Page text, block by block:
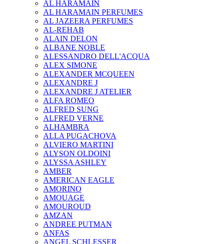
AL HARAMAIN
AL HARAMAIN PERFUMES
AL JAZEERA PERFUMES
AL-REHAB
ALAIN DELON
ALBANE NOBLE
ALESSANDRO DELL'ACQUA
ALEX SIMONE
ALEXANDER MCQUEEN
ALEXANDRE J
ALEXANDRE J ATELIER
ALFA ROMEO
ALFRED SUNG
ALFRED VERNE
ALHAMBRA
ALLA PUGACHOVA
ALVIERO MARTINI
ALYSON OLDOINI
ALYSSA ASHLEY
AMBER
AMERICAN EAGLE
AMORINO
AMOUAGE
AMOUROUD
AMZAN
ANDREE PUTMAN
ANFAS
ANGEL SCHLESSER